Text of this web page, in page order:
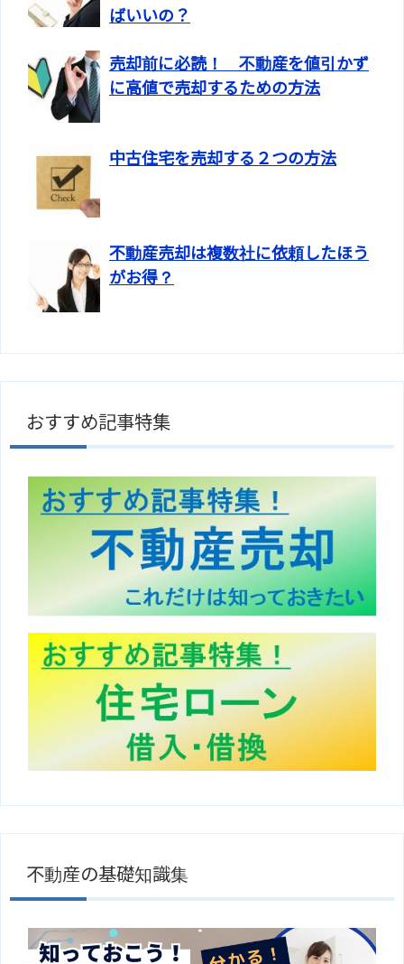
ばいいの？
売却前に必読！ 不動産を値引かず
に高値で売却するための方法
中古住宅を売却する２つの方法
不動産売却は複数社に依頼したほう
がお得？
おすすめ記事特集
不動産の基礎知識集